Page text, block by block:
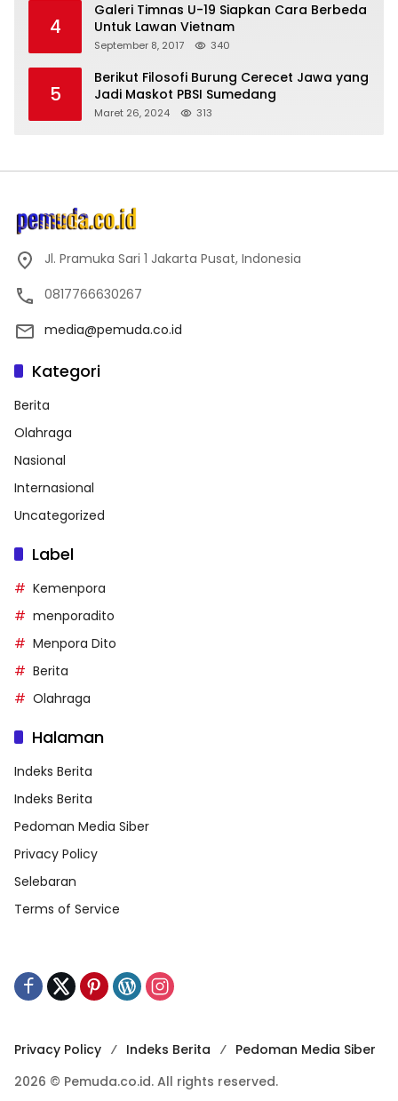
4
Galeri Timnas U-19 Siapkan Cara Berbeda
Untuk Lawan Vietnam
September 8, 2017 340
5
Berikut Filosofi Burung Cerecet Jawa yang
Jadi Maskot PBSI Sumedang
Maret 26, 2024 313
Jl. Pramuka Sari 1 Jakarta Pusat, Indonesia
0817766630267
media@pemuda.co.id
Kategori
Berita
Olahraga
Nasional
Internasional
Uncategorized
Label
Kemenpora
menporadito
Menpora Dito
Berita
Olahraga
Halaman
Indeks Berita
Indeks Berita
Pedoman Media Siber
Privacy Policy
Selebaran
Terms of Service
Privacy Policy Indeks Berita
Pedoman Media Siber
2026 © Pemuda.co.id. All rights reserved.